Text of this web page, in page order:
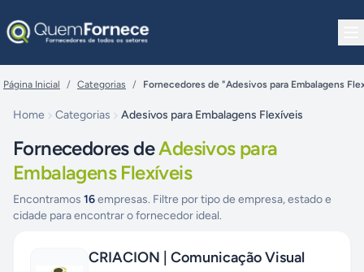
Página Inicial / Categorias / Fornecedores de "Adesivos para Embalagens
Home Categorias Adesivos para Embalagens Flexíveis
Fornecedores deAdesivos para
Embalagens Flexíveis
Encontramos 16empresas. Filtre por tipo de empresa, estado e
cidade para encontrar o fornecedor ideal.
CRIACION | Comunicação Visual